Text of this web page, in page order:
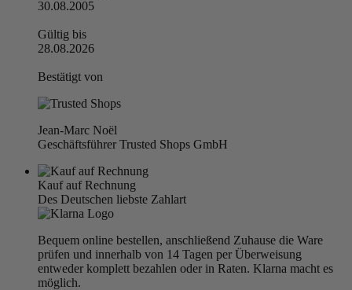
30.08.2005
Gültig bis
28.08.2026
Bestätigt von
Jean-Marc Noël
Geschäftsführer Trusted Shops GmbH
Kauf auf Rechnung
Des Deutschen liebste Zahlart
Bequem online bestellen, anschließend Zuhause die Ware
prüfen und innerhalb von 14 Tagen per Überweisung
entweder komplett bezahlen oder in Raten. Klarna macht es
möglich.